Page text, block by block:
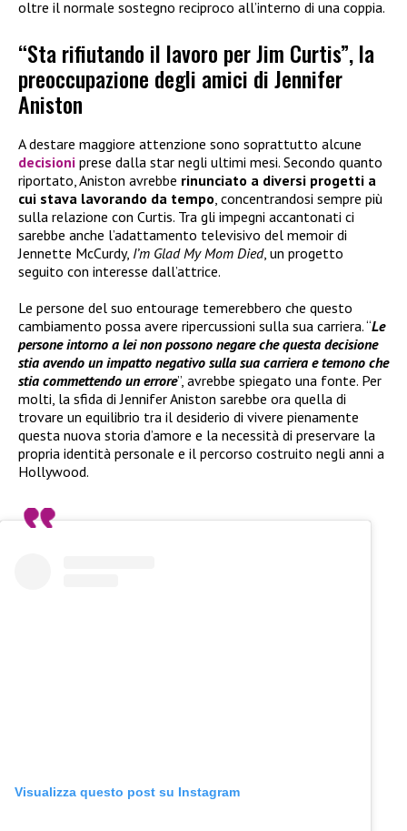
oltre il normale sostegno reciproco all’interno di una coppia.
“Sta rifiutando il lavoro per Jim Curtis”, la
preoccupazione degli amici di Jennifer
Aniston
A destare maggiore attenzione sono soprattutto alcune
decisioni prese dalla star negli ultimi mesi. Secondo quanto
riportato, Aniston avrebbe rinunciato a diversi progetti a
cui stava lavorando da tempo, concentrandosi sempre più
sulla relazione con Curtis. Tra gli impegni accantonati ci
sarebbe anche l’adattamento televisivo del memoir di
Jennette McCurdy, I’m Glad My Mom Died, un progetto
seguito con interesse dall’attrice.
Le persone del suo entourage temerebbero che questo
cambiamento possa avere ripercussioni sulla sua carriera. “Le
persone intorno a lei non possono negare che questa decisione
stia avendo un impatto negativo sulla sua carriera e temono che
stia commettendo un errore”, avrebbe spiegato una fonte. Per
molti, la sfida di Jennifer Aniston sarebbe ora quella di
trovare un equilibrio tra il desiderio di vivere pienamente
questa nuova storia d’amore e la necessità di preservare la
propria identità personale e il percorso costruito negli anni a
Hollywood.
Visualizza questo post su Instagram